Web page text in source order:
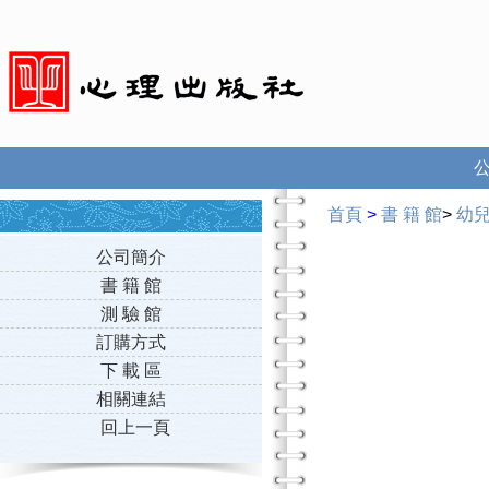
公司簡介
書 籍 館
測 驗 館
訂購方式
下 載 區
相關連結
回上一頁
首頁 > 書 籍 館> 幼